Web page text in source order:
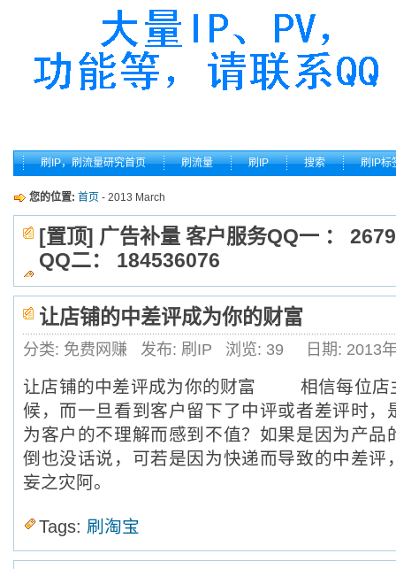
刷IP，刷流量研究首页 刷流量 刷IP 搜索 刷IP标
您的位置: 首页 - 2013 March
[置顶] 广告补量 客户服务QQ一 ：
QQ二： 184536076
让店铺的中差评成为你的财富
分类: 免费网赚 发布: 刷IP 浏览: 39 日期: 2013
让店铺的中差评成为你的财富 相信每位店
候，而一旦看到客户留下了中评或者差评时，
为客户的不理解而感到不值？如果是因为产品
倒也没话说，可若是因为快递而导致的中差评
妄之灾阿。
Tags: 刷淘宝